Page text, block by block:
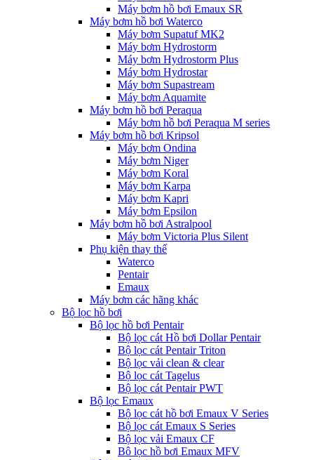
Máy bơm hồ bơi Emaux SR
Máy bơm hồ bơi Waterco
Máy bơm Supatuf MK2
Máy bơm Hydrostorm
Máy bơm Hydrostorm Plus
Máy bơm Hydrostar
Máy bơm Supastream
Máy bơm Aquamite
Máy bơm hồ bơi Peraqua
Máy bơm hồ bơi Peraqua M series
Máy bơm hồ bơi Kripsol
Máy bơm Ondina
Máy bơm Niger
Máy bơm Koral
Máy bơm Karpa
Máy bơm Kapri
Máy bơm Epsilon
Máy bơm hồ bơi Astralpool
Máy bơm Victoria Plus Silent
Phụ kiện thay thế
Waterco
Pentair
Emaux
Máy bơm các hãng khác
Bộ lọc hồ bơi
Bộ lọc hồ bơi Pentair
Bộ lọc cát Hồ bơi Dollar Pentair
Bộ lọc cát Pentair Triton
Bộ lọc vải clean & clear
Bộ lọc cát Tagelus
Bộ lọc cát Pentair PWT
Bộ lọc Emaux
Bộ lọc cát hồ bơi Emaux V Series
Bộ lọc cát Emaux S Series
Bộ lọc vải Emaux CF
Bô lọc hồ bơi Emaux MFV